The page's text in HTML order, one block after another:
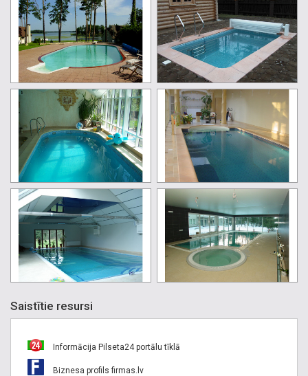
Saistītie resursi
Informācija Pilseta24 portālu tīklā
Biznesa profils firmas.lv